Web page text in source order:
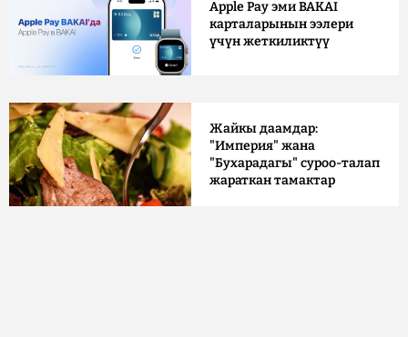
Apple Pay эми BAKAI
карталарынын ээлери
үчүн жеткиликтүү
Жайкы даамдар:
"Империя" жана
"Бухарадагы" суроо-талап
жараткан тамактар